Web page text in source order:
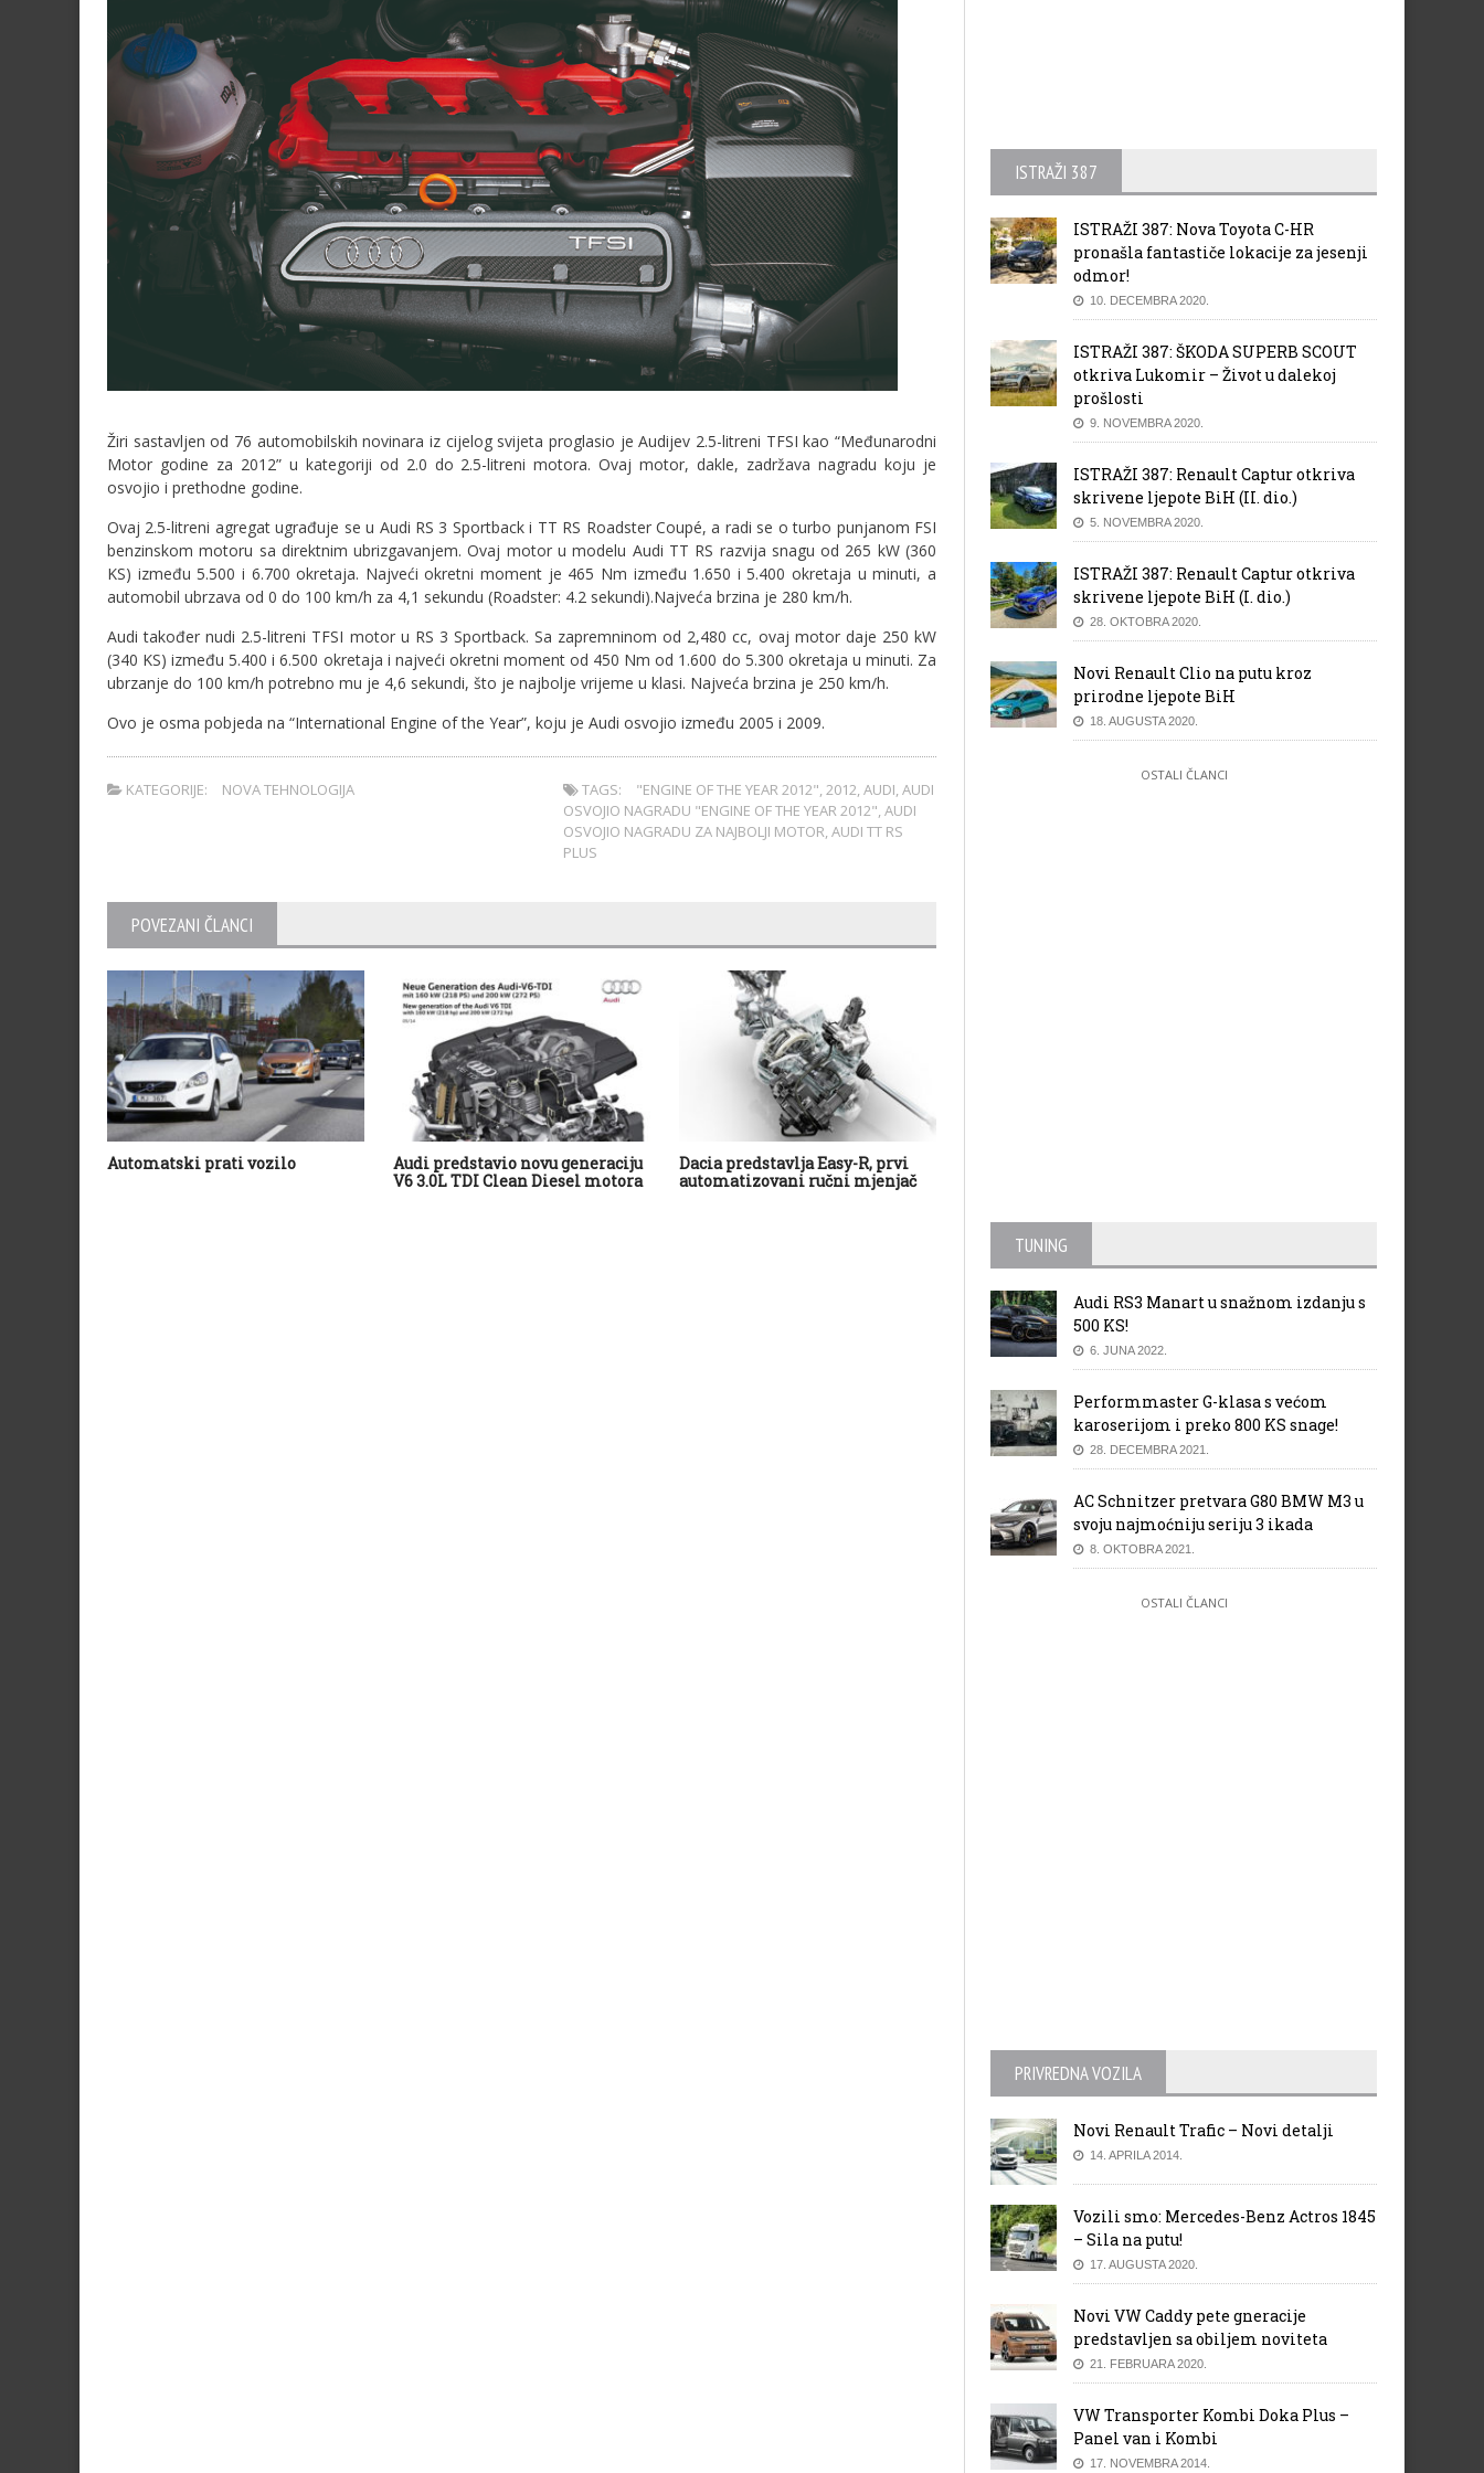
Žiri sastavljen od 76 automobilskih novinara iz cijelog svijeta proglasio je Audijev 2.5-litreni TFSI kao “Međunarodni
Motor godine za 2012” u kategoriji od 2.0 do 2.5-litreni motora. Ovaj motor, dakle, zadržava nagradu koju je
osvojio i prethodne godine.
Ovaj 2.5-litreni agregat ugrađuje se u Audi RS 3 Sportback i TT RS Roadster Coupé, a radi se o turbo punjanom FSI
benzinskom motoru sa direktnim ubrizgavanjem. Ovaj motor u modelu Audi TT RS razvija snagu od 265 kW (360
KS) između 5.500 i 6.700 okretaja. Najveći okretni moment je 465 Nm između 1.650 i 5.400 okretaja u minuti, a
automobil ubrzava od 0 do 100 km/h za 4,1 sekundu (Roadster: 4.2 sekundi).Najveća brzina je 280 km/h.
Audi također nudi 2.5-litreni TFSI motor u RS 3 Sportback. Sa zapremninom od 2,480 cc, ovaj motor daje 250 kW
(340 KS) između 5.400 i 6.500 okretaja i najveći okretni moment od 450 Nm od 1.600 do 5.300 okretaja u minuti. Za
ubrzanje do 100 km/h potrebno mu je 4,6 sekundi, što je najbolje vrijeme u klasi. Najveća brzina je 250 km/h.
Ovo je osma pobjeda na “International Engine of the Year”, koju je Audi osvojio između 2005 i 2009.
KATEGORIJE: NOVA TEHNOLOGIJA TAGS: "ENGINE OF THE YEAR 2012",2012,AUDI,AUDI
OSVOJIO NAGRADU "ENGINE OF THE YEAR 2012",AUDI
OSVOJIO NAGRADU ZA NAJBOLJI MOTOR,AUDI TT RS
PLUS
POVEZANI ČLANCI
Automatski prati vozilo
Audi predstavio novu generaciju
V6 3.0L TDI Clean Diesel motora
Dacia predstavlja Easy-R, prvi
automatizovani ručni mjenjač
ISTRAŽI 387
ISTRAŽI 387: Nova Toyota C-HR
pronašla fantastiče lokacije za jesenji
odmor!
10. DECEMBRA 2020.
ISTRAŽI 387: ŠKODA SUPERB SCOUT
otkriva Lukomir – Život u dalekoj
prošlosti
9. NOVEMBRA 2020.
ISTRAŽI 387: Renault Captur otkriva
skrivene ljepote BiH (II. dio.)
5. NOVEMBRA 2020.
ISTRAŽI 387: Renault Captur otkriva
skrivene ljepote BiH (I. dio.)
28. OKTOBRA 2020.
Novi Renault Clio na putu kroz
prirodne ljepote BiH
18. AUGUSTA 2020.
OSTALI ČLANCI
TUNING
Audi RS3 Manart u snažnom izdanju s
500 KS!
6. JUNA 2022.
Performmaster G-klasa s većom
karoserijom i preko 800 KS snage!
28. DECEMBRA 2021.
AC Schnitzer pretvara G80 BMW M3 u
svoju najmoćniju seriju 3 ikada
8. OKTOBRA 2021.
OSTALI ČLANCI
PRIVREDNA VOZILA
Novi Renault Trafic – Novi detalji
14. APRILA 2014.
Vozili smo: Mercedes-Benz Actros 1845
– Sila na putu!
17. AUGUSTA 2020.
Novi VW Caddy pete gneracije
predstavljen sa obiljem noviteta
21. FEBRUARA 2020.
VW Transporter Kombi Doka Plus –
Panel van i Kombi
17. NOVEMBRA 2014.